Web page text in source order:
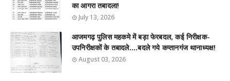
का आगरा तबादला!
July 13, 2026
आजमगढ़ पुलिस महकमे में बड़ा फेरबदल, कई निरीक्षक-
उपनिरीक्षकों के तबादले....बदले गये कप्तानगंज थानाध्यक्ष!
August 03, 2026